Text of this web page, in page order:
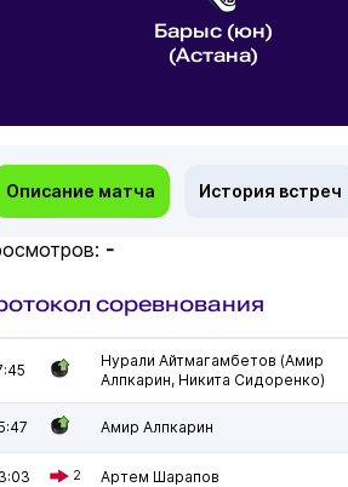
Барыс (юн)
(Астана)
Описание матча История встреч
-
соревнования
Нурали Айтмагамбетов (Амир
Алпкарин, Никита Сидоренко)
Амир Алпкарин
2 Артем Шарапов